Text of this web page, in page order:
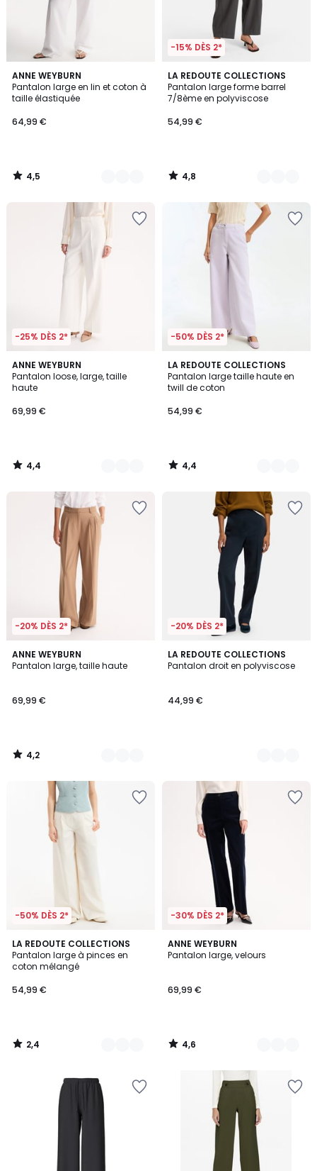
ANNE WEYBURN
Pantalon large en lin et coton à
taille élastiquée
64,99 €
4,5
/ 5
3
Couleurs
4,5
/
-15% DÈS 2*
LA REDOUTE COLLECTIONS
Pantalon large forme barrel
7/8ème en polyviscose
54,99 €
4,8
/ 5
2
Couleurs
4,8
/
-25% DÈS 2*
ANNE WEYBURN
Pantalon loose, large, taille
haute
69,99 €
4,4
/ 5
2
Couleurs
4,4
/
-50% DÈS 2*
LA REDOUTE COLLECTIONS
Pantalon large taille haute en
twill de coton
54,99 €
4,4
/ 5
3
Couleurs
4,4
/
-20% DÈS 2*
ANNE WEYBURN
Pantalon large, taille haute
69,99 €
4,2
/ 5
2
Couleurs
4,2
/
-20% DÈS 2*
LA REDOUTE COLLECTIONS
Pantalon droit en polyviscose
44,99 €
3
Couleurs
-50% DÈS 2*
LA REDOUTE COLLECTIONS
Pantalon large à pinces en
coton mélangé
54,99 €
2,4
/ 5
3
Couleurs
2,4
/
-30% DÈS 2*
ANNE WEYBURN
Pantalon large, velours
69,99 €
4,6
/ 5
3
Couleurs
4,6
/